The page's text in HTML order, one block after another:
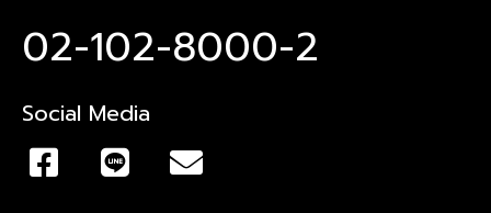
02-102-8000-2
Social Media